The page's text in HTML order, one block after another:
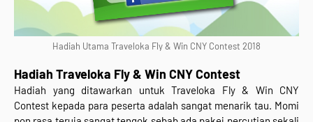
Hadiah Utama Traveloka Fly & Win CNY Contest 2018
Hadiah Traveloka Fly & Win CNY Contest
Hadiah yang ditawarkan untuk Traveloka Fly & Win CNY
Contest kepada para peserta adalah sangat menarik tau. Momi